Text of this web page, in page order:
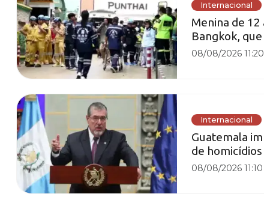
Internacional
Menina de
Bangkok,
08/08/2026 11:20
Internacional
Guatemala
de
08/08/2026 11:10